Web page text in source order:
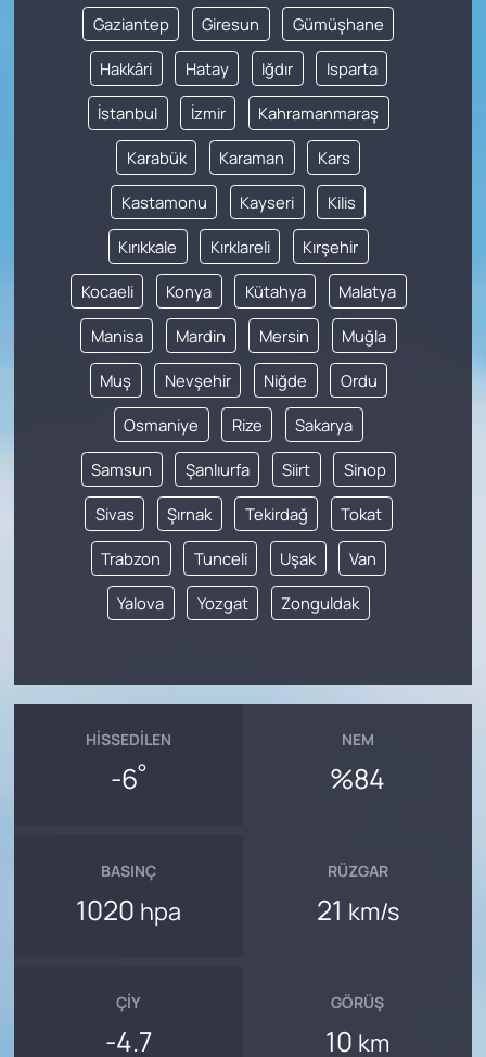
Gaziantep Giresun Gümüşhane
Hakkâri Hatay Iğdır Isparta
İstanbul İzmir Kahramanmaraş
Karabük Karaman Kars
Kastamonu Kayseri Kilis
Kırıkkale Kırklareli Kırşehir
Kocaeli Konya Kütahya Malatya
Manisa Mardin Mersin Muğla
Muş Nevşehir Niğde Ordu
Osmaniye Rize Sakarya
Samsun Şanlıurfa Siirt Sinop
Sivas Şırnak Tekirdağ Tokat
Trabzon Tunceli Uşak Van
Yalova Yozgat Zonguldak
HISSEDILEN
-6°
NEM
%84
BASINÇ
1020 hpa
RÜZGAR
21 km/s
ÇIY
-4.7
GÖRÜŞ
10 km